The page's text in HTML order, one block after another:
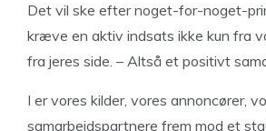
Det vil ske efter noget-for-noget-
kræve en aktiv indsats ikke kun fra
fra jeres side. – Altså et positivt
I er vores kilder, vores annoncører,
samarbejdspartnere frem mod et